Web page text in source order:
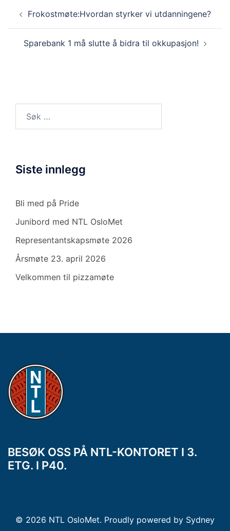
Frokostmøte:Hvordan styrker vi utdanningene?
Sparebank 1 må slutte å bidra til okkupasjon!
Siste innlegg
Bli med på Pride
Junibord med NTL OsloMet
Representantskapsmøte 2026
Årsmøte 23. april 2026
Velkommen til pizzamøte
BESØK OSS PÅ NTL-KONTORET I 3.
ETG. I P40.
© 2026 NTL OsloMet. Proudly powered by Sydney